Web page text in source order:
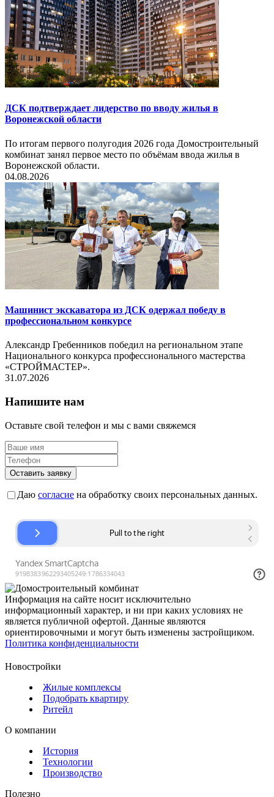
ДСК подтверждает лидерство по вводу жилья в
Воронежской области
По итогам первого полугодия 2026 года Домостроительный
комбинат занял первое место по объёмам ввода жилья в
Воронежской области.
04.08.2026
Машинист экскаватора из ДСК одержал победу в
профессиональном конкурсе
Александр Гребенников победил на региональном этапе
Национального конкурса профессионального мастерства
«СТРОЙМАСТЕР».
31.07.2026
Напишите нам
Оставьте свой телефон и мы с вами свяжемся
Оставить заявку
Даю согласие на обработку своих персональных данных.
Информация на сайте носит исключительно
информационный характер, и ни при каких условиях не
является публичной офертой. Данные являются
ориентировочными и могут быть изменены застройщиком.
Политика конфиденциальности
Новостройки
Жилые комплексы
Подобрать квартиру
Ритейл
О компании
История
Технологии
Производство
Полезно